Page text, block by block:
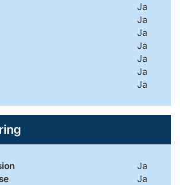
Ja
Ja
Ja
Ja
Ja
Ja
Ja
Ja
Ja